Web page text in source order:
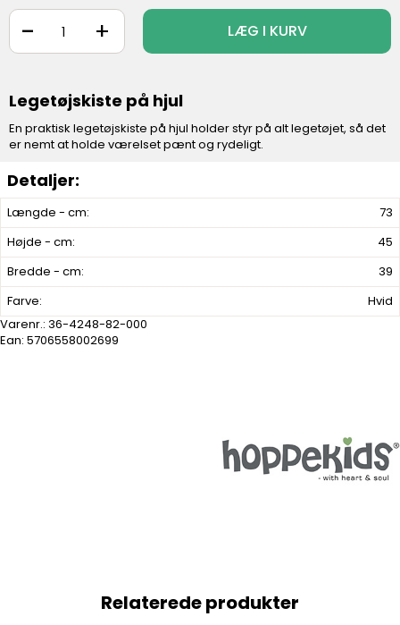
Længde - cm:
73
Højde - cm:
45
Bredde - cm:
39
Farve:
Hvid
Varenr.: 36-4248-82-000
Ean: 5706558002699
+
- LÆG I KURV
Legetøjskiste på hjul
En praktisk legetøjskiste på hjul holder styr på alt legetøjet, så det
er nemt at holde værelset pænt og rydeligt.
Relaterede produkter